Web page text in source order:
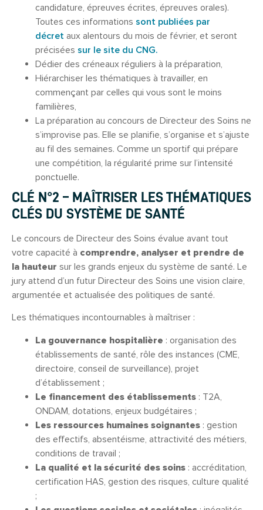
candidature, épreuves écrites, épreuves orales).
Toutes ces informations sont publiées par
décret aux alentours du mois de février, et seront
précisées sur le site du CNG.
Dédier des créneaux réguliers à la préparation,
Hiérarchiser les thématiques à travailler, en
commençant par celles qui vous sont le moins
familières,
La préparation au concours de Directeur des Soins ne
s’improvise pas. Elle se planifie, s’organise et s’ajuste
au fil des semaines. Comme un sportif qui prépare
une compétition, la régularité prime sur l’intensité
ponctuelle.
CLÉ N°2 – MAÎTRISER LES THÉMATIQUES
CLÉS DU SYSTÈME DE SANTÉ
Le concours de Directeur des Soins évalue avant tout
votre capacité à comprendre, analyser et prendre de
la hauteur sur les grands enjeux du système de santé. Le
jury attend d’un futur Directeur des Soins une vision claire,
argumentée et actualisée des politiques de santé.
Les thématiques incontournables à maîtriser :
La gouvernance hospitalière : organisation des
établissements de santé, rôle des instances (CME,
directoire, conseil de surveillance), projet
d’établissement ;
Le financement des établissements : T2A,
ONDAM, dotations, enjeux budgétaires ;
Les ressources humaines soignantes : gestion
des effectifs, absentéisme, attractivité des métiers,
conditions de travail ;
La qualité et la sécurité des soins : accréditation,
certification HAS, gestion des risques, culture qualité
;